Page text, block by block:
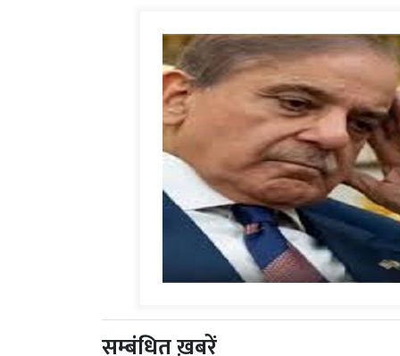
सम्बंधित ख़बरें